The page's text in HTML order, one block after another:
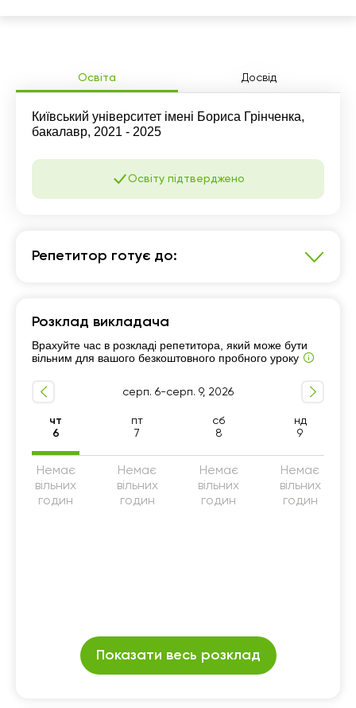
Освіта Досвід
Київський університет імені Бориса Грінченка,
бакалавр, 2021 - 2025
Освіту підтверджено
Репетитор готує до:
7 - 9-й класи Підготовка до ДПА (9 клас)
10 - 11-й класи Розмовна мова А1-А2
Англійська для подорожей
Англійська для знайомств
Розклад викладача
Врахуйте час в розкладі репетитора, який може бути
вільним для вашого безкоштовного пробного уроку
серп. 6-серп. 9, 2026
чт
6
пт
7
сб
8
нд
9
Немає
вільних
годин
Немає
вільних
годин
Немає
вільних
годин
Немає
вільних
годин
Показати весь розклад